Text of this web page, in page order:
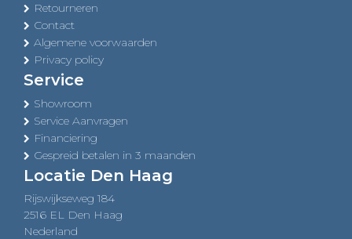
Retourneren
Contact
Algemene voorwaarden
Privacy policy
Service
Showroom
Service Aanvragen
Financiering
Gespreid betalen in 3 maanden
Locatie Den Haag
Rijswijkseweg 184
2516 EL Den Haag
Nederland